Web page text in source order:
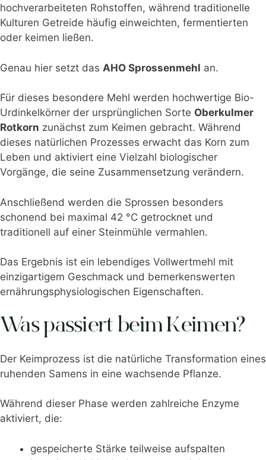
hochverarbeiteten Rohstoffen, während traditionelle
Kulturen Getreide häufig einweichten, fermentierten
oder keimen ließen.
Genau hier setzt das AHO Sprossenmehl an.
Für dieses besondere Mehl werden hochwertige Bio-
Urdinkelkörner der ursprünglichen Sorte Oberkulmer
Rotkorn zunächst zum Keimen gebracht. Während
dieses natürlichen Prozesses erwacht das Korn zum
Leben und aktiviert eine Vielzahl biologischer
Vorgänge, die seine Zusammensetzung verändern.
Anschließend werden die Sprossen besonders
schonend bei maximal 42 °C getrocknet und
traditionell auf einer Steinmühle vermahlen.
Das Ergebnis ist ein lebendiges Vollwertmehl mit
einzigartigem Geschmack und bemerkenswerten
ernährungsphysiologischen Eigenschaften.
Was passiert beim Keimen?
Der Keimprozess ist die natürliche Transformation eines
ruhenden Samens in eine wachsende Pflanze.
Während dieser Phase werden zahlreiche Enzyme
aktiviert, die:
gespeicherte Stärke teilweise aufspalten